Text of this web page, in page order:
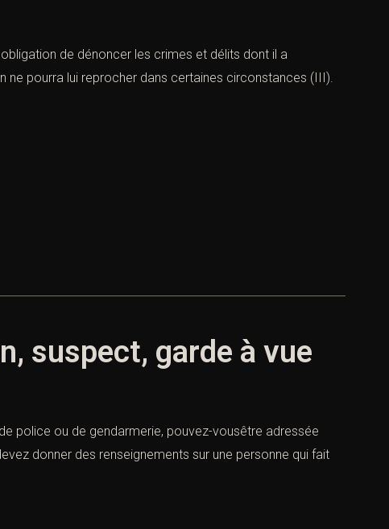
de dénoncer les crimes et délits dont il a
ne pourra lui reprocher dans certaines circonstances (III).
suspect, garde à vue
police ou de gendarmerie, pouvez-vousêtre adressée
donner des renseignements sur une personne qui fait